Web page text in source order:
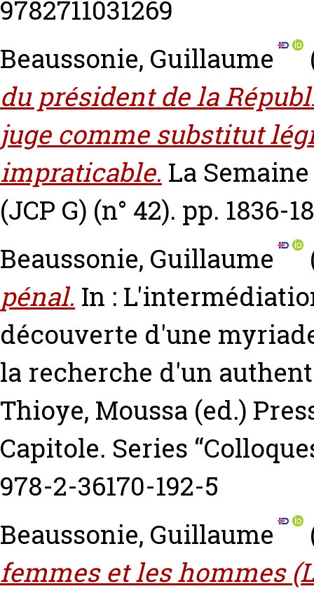
9782711031269
Beaussonie, Guillaume
du président de la
juge comme substitut
impraticable. La
(JCP G) (n° 42). pp. 1836-
Beaussonie, Guillaume
pénal. In :
découverte d'une
la recherche d'un
Thioye, Moussa (ed.)
Capitole. Series
978-2-36170-192-5
Beaussonie, Guillaume
femmes et les hommes